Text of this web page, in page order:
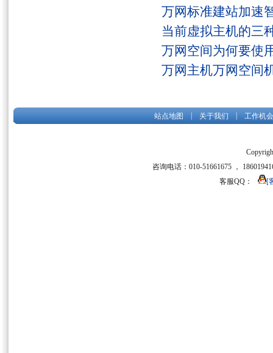
万网标准建站加速
当前虚拟主机的三
万网空间为何要使
万网主机万网空间
站点地图 关于我们 工作机会
咨询电话：010-51661675 ，
客服QQ：
[